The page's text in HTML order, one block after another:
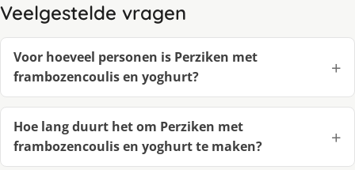
Veelgestelde vragen
Voor hoeveel personen is Perziken met
frambozencoulis en yoghurt?
Hoe lang duurt het om Perziken met
frambozencoulis en yoghurt te maken?